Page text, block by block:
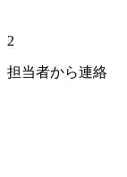
2
担当者から連絡